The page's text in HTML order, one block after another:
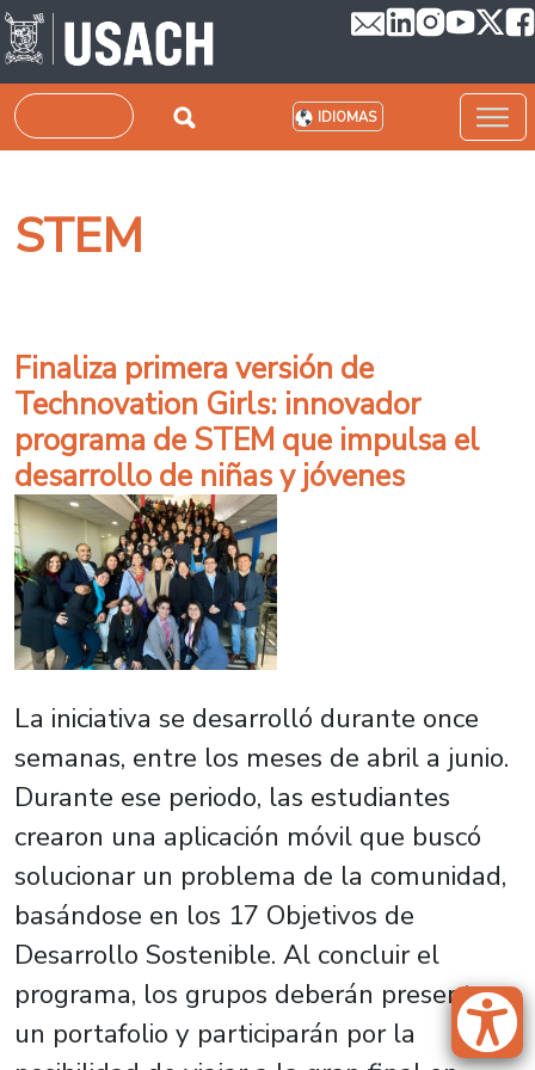
Pasar al contenido principal
Buscar IDIOMAS
STEM
Finaliza primera versión de
Technovation Girls: innovador
programa de STEM que impulsa el
desarrollo de niñas y jóvenes
La iniciativa se desarrolló durante once
semanas, entre los meses de abril a junio.
Durante ese periodo, las estudiantes
crearon una aplicación móvil que buscó
solucionar un problema de la comunidad,
basándose en los 17 Objetivos de
Desarrollo Sostenible. Al concluir el
programa, los grupos deberán presentar
un portafolio y participarán por la